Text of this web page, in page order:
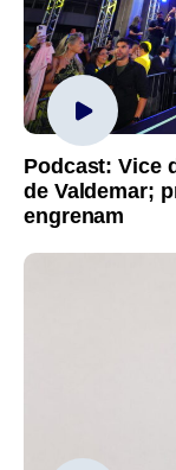
Podcast: Vice
de Valdemar;
engrenam